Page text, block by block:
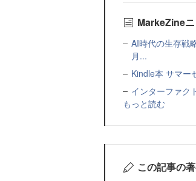
MarkeZine
AI時代の生存戦
月...
Kindle本 サマ
インターファク
もっと読む
この記事の